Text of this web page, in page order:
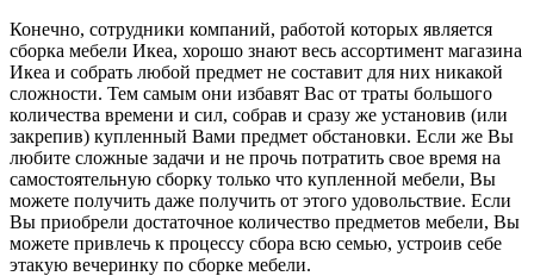
Конечно, сотрудники компаний, работой которых является
сборка мебели Икеа, хорошо знают весь ассортимент магазина
Икеа и собрать любой предмет не составит для них никакой
сложности. Тем самым они избавят Вас от траты большого
количества времени и сил, собрав и сразу же установив (или
закрепив) купленный Вами предмет обстановки. Если же Вы
любите сложные задачи и не прочь потратить свое время на
самостоятельную сборку только что купленной мебели, Вы
можете получить даже получить от этого удовольствие. Если
Вы приобрели достаточное количество предметов мебели, Вы
можете привлечь к процессу сбора всю семью, устроив себе
этакую вечеринку по сборке мебели.